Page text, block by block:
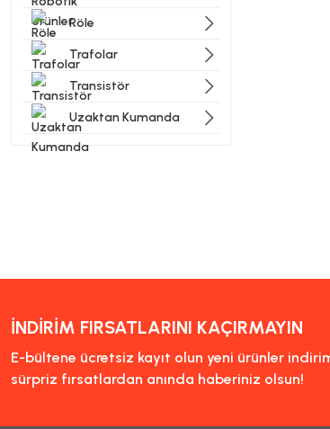
Röle
Trafolar
Transistör
Uzaktan Kumanda
İNDİRİM FIRSATLARINI KAÇIRMAYIN
E-bültene ücretsiz kayıt olun yeni ürünler
sürpriz fırsatlardan anında haberiniz olsun!